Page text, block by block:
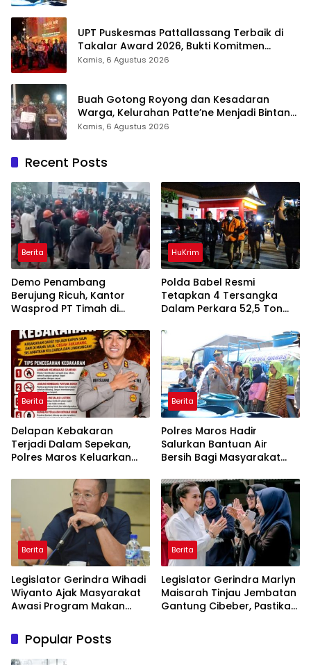
UPT Puskesmas Pattallassang Terbaik di
Takalar Award 2026, Bukti Komitmen
Hadirkan Pelayanan Kesehatan Berkualitas
Kamis, 6 Agustus 2026
Buah Gotong Royong dan Kesadaran
Warga, Kelurahan Patte’ne Menjadi Bintang
Takalar Award 2026
Kamis, 6 Agustus 2026
Recent Posts
Berita
Demo Penambang
Berujung Ricuh, Kantor
Wasprod PT Timah di
HuKrim
Polda Babel Resmi
Tetapkan 4 Tersangka
Dalam Perkara 52,5 Ton
Belitung
Berita
Delapan Kebakaran
Terjadi Dalam Sepekan,
Polres Maros Keluarkan
Masyarakat
Berita
Polres Maros Hadir
Salurkan Bantuan Air
Bersih Bagi Masyarakat
Di Maros
Berita
Legislator Gerindra Wihadi
Wiyanto Ajak Masyarakat
Awasi Program Makan
Sasaran
Berita
Legislator Gerindra Marlyn
Maisarah Tinjau Jembatan
Gantung Cibeber, Pastikan
Popular Posts